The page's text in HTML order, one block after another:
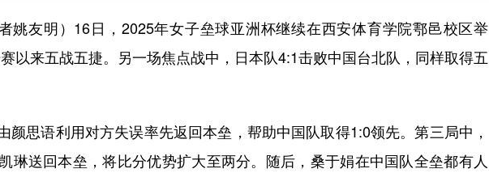
友明）16日，2025年女子垒球亚洲杯继续在西安体育学院鄠邑校区举
以来五战五捷。另一场焦点战中，日本队4:1击败中国台北队，同样取得五
思语利用对方失误率先返回本垒，帮助中国队取得1:0领先。第三局中，
琳送回本垒，将比分优势扩大至两分。随后，桑于娟在中国队全垒都有人